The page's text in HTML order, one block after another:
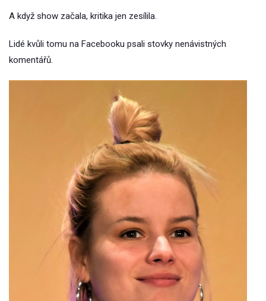
A když show začala, kritika jen zesílila.
Lidé kvůli tomu na Facebooku psali stovky nenávistných
komentářů.